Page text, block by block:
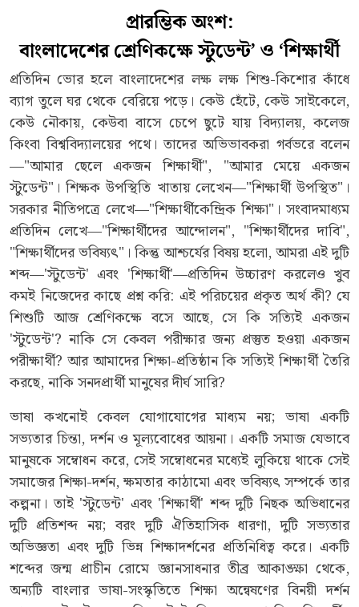
প্রারম্ভিক অংশ:
বাংলাদেশের শ্রেণিকক্ষে স্টুডেন্ট’ ও ‘শিক্ষার্থী
প্রতিদিন ভোর হলে বাংলাদেশের লক্ষ লক্ষ শিশু-কিশোর কাঁধে
ব্যাগ তুলে ঘর থেকে বেরিয়ে পড়ে। কেউ হেঁটে, কেউ সাইকেলে,
কেউ নৌকায়, কেউবা বাসে চেপে ছুটে যায় বিদ্যালয়, কলেজ
কিংবা বিশ্ববিদ্যালয়ের পথে। তাদের অভিভাবকরা গর্বভরে বলেন
—"আমার ছেলে একজন শিক্ষার্থী", "আমার মেয়ে একজন
স্টুডেন্ট"। শিক্ষক উপস্থিতি খাতায় লেখেন—"শিক্ষার্থী উপস্থিত"।
সরকার নীতিপত্রে লেখে—"শিক্ষার্থীকেন্দ্রিক শিক্ষা"। সংবাদমাধ্যম
প্রতিদিন লেখে—"শিক্ষার্থীদের আন্দোলন", "শিক্ষার্থীদের দাবি",
"শিক্ষার্থীদের ভবিষ্যৎ"। কিন্তু আশ্চর্যের বিষয় হলো, আমরা এই দুটি
শব্দ—'স্টুডেন্ট' এবং 'শিক্ষার্থী'—প্রতিদিন উচ্চারণ করলেও খুব
কমই নিজেদের কাছে প্রশ্ন করি: এই পরিচয়ের প্রকৃত অর্থ কী? যে
শিশুটি আজ শ্রেণিকক্ষে বসে আছে, সে কি সত্যিই একজন
'স্টুডেন্ট'? নাকি সে কেবল পরীক্ষার জন্য প্রস্তুত হওয়া একজন
পরীক্ষার্থী? আর আমাদের শিক্ষা-প্রতিষ্ঠান কি সত্যিই শিক্ষার্থী তৈরি
করছে, নাকি সনদপ্রার্থী মানুষের দীর্ঘ সারি?
ভাষা কখনোই কেবল যোগাযোগের মাধ্যম নয়; ভাষা একটি
সভ্যতার চিন্তা, দর্শন ও মূল্যবোধের আয়না। একটি সমাজ যেভাবে
মানুষকে সম্বোধন করে, সেই সম্বোধনের মধ্যেই লুকিয়ে থাকে সেই
সমাজের শিক্ষা-দর্শন, ক্ষমতার কাঠামো এবং ভবিষ্যৎ সম্পর্কে তার
কল্পনা। তাই 'স্টুডেন্ট' এবং 'শিক্ষার্থী' শব্দ দুটি নিছক অভিধানের
দুটি প্রতিশব্দ নয়; বরং দুটি ঐতিহাসিক ধারণা, দুটি সভ্যতার
অভিজ্ঞতা এবং দুটি ভিন্ন শিক্ষাদর্শনের প্রতিনিধিত্ব করে। একটি
শব্দের জন্ম প্রাচীন রোমে জ্ঞানসাধনার তীব্র আকাঙ্ক্ষা থেকে,
অন্যটি বাংলার ভাষা-সংস্কৃতিতে শিক্ষা অন্বেষণের বিনয়ী দর্শন